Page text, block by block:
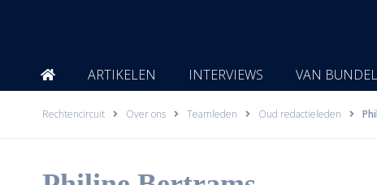
ARTIKELEN INTERVIEWS VAN
Rechtencircuit Over ons Teamleden Oud redactieleden